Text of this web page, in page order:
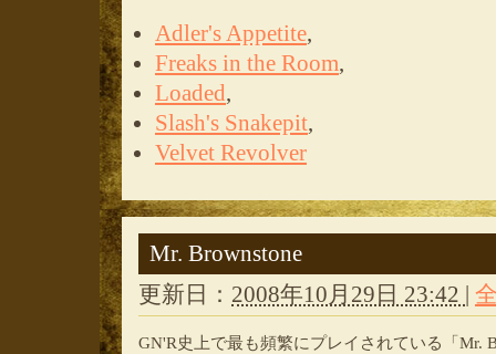
Adler's Appetite,
Freaks in the Room,
Loaded,
Slash's Snakepit,
Velvet Revolver
Mr. Brownstone
更新日： 2008年10月29日 23:42
GN'R史上で最も頻繁にプレイされている「Mr.